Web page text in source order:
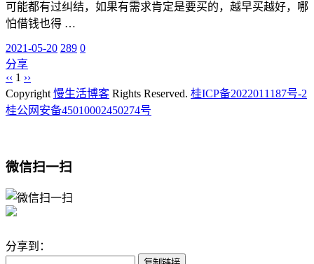
可能都有过纠结，如果有需求肯定是要买的，越早买越好，哪
怕借钱也得 …
2021-05-20 289 0
分享
‹‹ 1 ››
Copyright 慢生活博客 Rights Reserved. 桂ICP备2022011187号-2
桂公网安备45010002450274号
微信扫一扫
分享到：